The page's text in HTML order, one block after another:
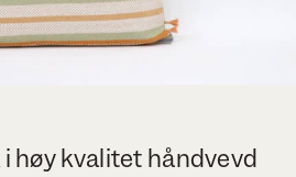
høy kvalitet håndvevd